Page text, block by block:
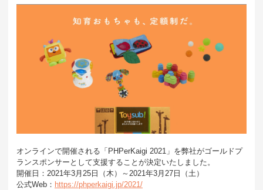
オンラインで開催される「PHPerKaigi 2021」を弊社がゴールドプ
ランスポンサーとして支援することが決定いたしました。
開催日：2021年3月25日（木）～2021年3月27日（土）
公式Web： https://phperkaigi.jp/2021/